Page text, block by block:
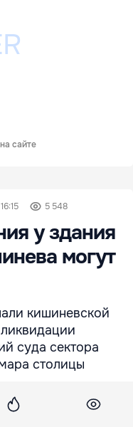
сайте
5 548
у здания
могут
кишиневской
суда сектора
столицы